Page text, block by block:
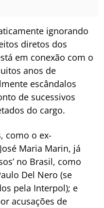
ignorando
diretos dos
em conexão com o
anos de
escândalos
de sucessivos
do cargo.
como o ex-
Maria Marin, já
no Brasil, como
Del Nero (se
pela Interpol); e
acusações de